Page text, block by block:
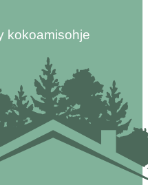
kokoamisohje